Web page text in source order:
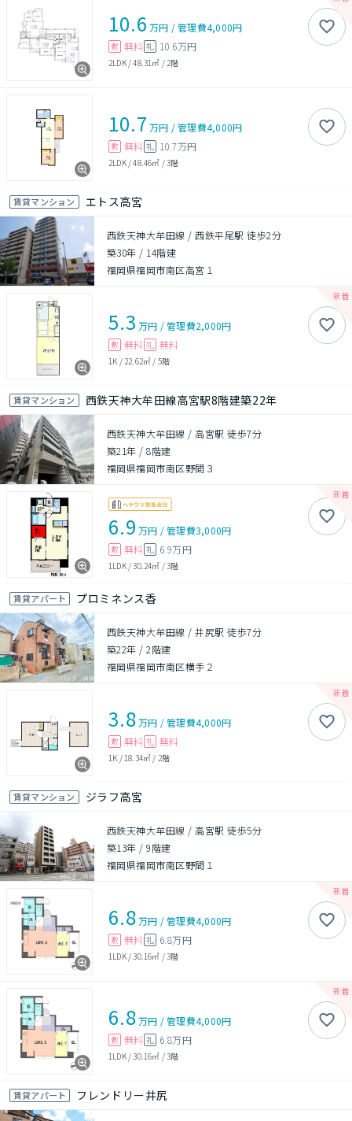
10.6 万円 /管理費4,000円
敷 無料 礼 10.6万円
2LDK/48.31㎡ / 2階
10.7 万円 /管理費4,000円
敷 無料 礼 10.7万円
2LDK/48.46㎡ /3階
賃貸マンション エトス高宮
西鉄天神大牟田線 / 西鉄平尾駅 徒歩2分
築30年 / 14階建
福岡県福岡市南区高宮１
5.3 万円 /管理費2,000円
敷 無料 礼 無料
1K / 22.62㎡ / 5階
賃貸マンション 西鉄天神大牟田線高宮駅8階建築22年
西鉄天神大牟田線 / 高宮駅 徒歩7分
築21年 /8階建
福岡県福岡市南区野間３
6.9 万円 /管理費3,000円
敷 無料 礼 6.9万円
1LDK/30.24㎡ /3階
賃貸アパート プロミネンス香
西鉄天神大牟田線 / 井尻駅 徒歩7分
築22年 /2階建
福岡県福岡市南区横手２
3.8万円 /管理費4,000円
敷 無料 礼 無料
1K / 18.34㎡ / 2階
賃貸マンション ジラフ高宮
西鉄天神大牟田線 / 高宮駅 徒歩5分
築13年 /9階建
福岡県福岡市南区野間１
6.8万円 /管理費4,000円
敷 無料 礼 6.8万円
1LDK/30.16㎡ /3階
6.8万円 /管理費4,000円
敷 無料 礼 6.8万円
1LDK/30.16㎡ /3階
賃貸アパート フレンドリー井尻